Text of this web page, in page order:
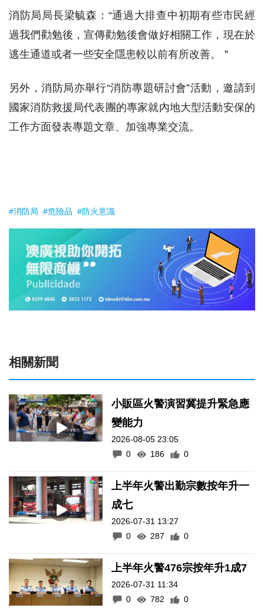
消防局局長梁毓森：“通過大排查中初期有些市民經
過我們勸勉後，宣傳勸勉後會做好相關工作，現在於
逃生通道或者一些安全隱患較以前有所改善。＂
另外，消防局亦舉行“消防專題研討會”活動，邀請到
國家消防救援局代表團的專家就內地大型活動安保的
工作方面發表專題文章、加強專業交流。
#消防局 #危險品 #防火意識
相關新聞
小販區火警演習冀提升緊急應
變能力
2026-08-05 23:05
0
186 0
上半年火警出勤宗數按年升一
成七
2026-07-31 13:27
0
287 0
上半年火警476宗按年升1成7
2026-07-31 11:34
0
782 0